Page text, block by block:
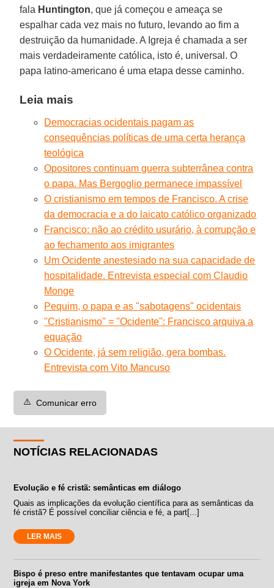
fala Huntington, que já começou e ameaça se
espalhar cada vez mais no futuro, levando ao fim a
destruição da humanidade. A Igreja é chamada a ser
mais verdadeiramente católica, isto é, universal. O
papa latino-americano é uma etapa desse caminho.
Leia mais
Democracias ocidentais pagam as
consequências políticas de uma certa herança
teológica
Opositores continuam guerra subterrânea contra
o papa. Mas Bergoglio permanece impassível
O cristianismo em tempos de Francisco. A crise
da democracia e a do laicato católico organizado
Francisco: não ao crédito usurário, à corrupção e
ao fechamento aos imigrantes
Um Ocidente anestesiado na sua capacidade de
hospitalidade. Entrevista especial com Claudio
Monge
Pequim, o papa e as "sabotagens" ocidentais
''Cristianismo'' = ''Ocidente'': Francisco arquiva a
equação
O Ocidente, já sem religião, gera bombas.
Entrevista com Vito Mancuso
⚠️ Comunicar erro
NOTÍCIAS RELACIONADAS
Evolução e fé cristã: semânticas em diálogo
Quais as implicações da evolução científica para as semânticas da
fé cristã? É possível conciliar ciência e fé, a part[...]
LER MAIS
Bispo é preso entre manifestantes que tentavam ocupar uma
igreja em Nova York